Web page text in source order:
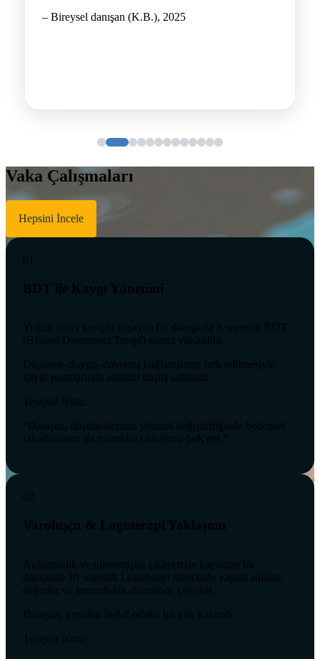
– Bireysel danışan (K.B.), 2025
Vaka Çalışmaları
Hepsini İncele
01
BDT ile Kaygı Yönetimi
Yoğun sınav kaygısı yaşayan bir danışanla 8 seanslık BDT
(Bilişsel Davranışçı Terapi) süreci yürütüldü.
Düşünce–duygu–davranış bağlantısının fark edilmesiyle
kaygı puanlarında anlamlı düşüş sağlandı.
Terapist Notu:
“Danışan, düşüncelerinin yönünü değiştirdiğinde bedensel
rahatlamanın da mümkün olduğunu fark etti.”
02
Varoluşçu & Logoterapi Yaklaşımı
Anlamsızlık ve tükenmişlik şikâyetiyle başvuran bir
danışanla 10 seanslık Logoterapi sürecinde yaşam anlamı,
değerler ve sorumluluk ekseninde çalışıldı.
Danışan, yeniden hedef odaklı bir yön kazandı.
Terapist Notu: